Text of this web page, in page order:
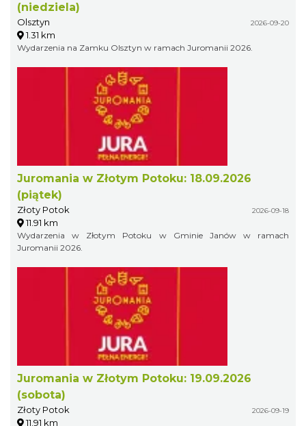
(niedziela)
Olsztyn 2026-09-20
1.31 km
Wydarzenia na Zamku Olsztyn w ramach Juromanii 2026.
Juromania w Złotym Potoku: 18.09.2026
(piątek)
Złoty Potok 2026-09-18
11.91 km
Wydarzenia w Złotym Potoku w Gminie Janów w ramach
Juromanii 2026.
Juromania w Złotym Potoku: 19.09.2026
(sobota)
Złoty Potok 2026-09-19
11.91 km